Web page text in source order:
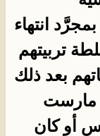
انتهاء
تربيتهم
بعد ذلك
مارست
أو كان